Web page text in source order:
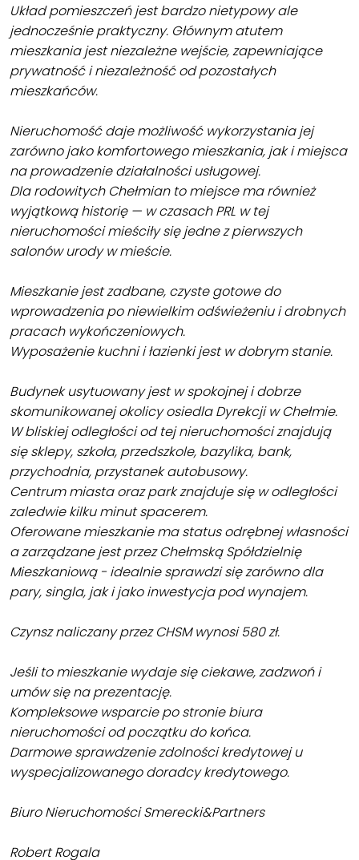
Układ pomieszczeń jest bardzo nietypowy ale
jednocześnie praktyczny. Głównym atutem
mieszkania jest niezależne wejście, zapewniające
prywatność i niezależność od pozostałych
mieszkańców.
Nieruchomość daje możliwość wykorzystania jej
zarówno jako komfortowego mieszkania, jak i miejsca
na prowadzenie działalności usługowej.
Dla rodowitych Chełmian to miejsce ma również
wyjątkową historię — w czasach PRL w tej
nieruchomości mieściły się jedne z pierwszych
salonów urody w mieście.
Mieszkanie jest zadbane, czyste gotowe do
wprowadzenia po niewielkim odświeżeniu i drobnych
pracach wykończeniowych.
Wyposażenie kuchni i łazienki jest w dobrym stanie.
Budynek usytuowany jest w spokojnej i dobrze
skomunikowanej okolicy osiedla Dyrekcji w Chełmie.
W bliskiej odległości od tej nieruchomości znajdują
się sklepy, szkoła, przedszkole, bazylika, bank,
przychodnia, przystanek autobusowy.
Centrum miasta oraz park znajduje się w odległości
zaledwie kilku minut spacerem.
Oferowane mieszkanie ma status odrębnej własności
a zarządzane jest przez Chełmską Spółdzielnię
Mieszkaniową - idealnie sprawdzi się zarówno dla
pary, singla, jak i jako inwestycja pod wynajem.
Czynsz naliczany przez CHSM wynosi 580 zł.
Jeśli to mieszkanie wydaje się ciekawe, zadzwoń i
umów się na prezentację.
Kompleksowe wsparcie po stronie biura
nieruchomości od początku do końca.
Darmowe sprawdzenie zdolności kredytowej u
wyspecjalizowanego doradcy kredytowego.
Biuro Nieruchomości Smerecki&Partners
Robert Rogala